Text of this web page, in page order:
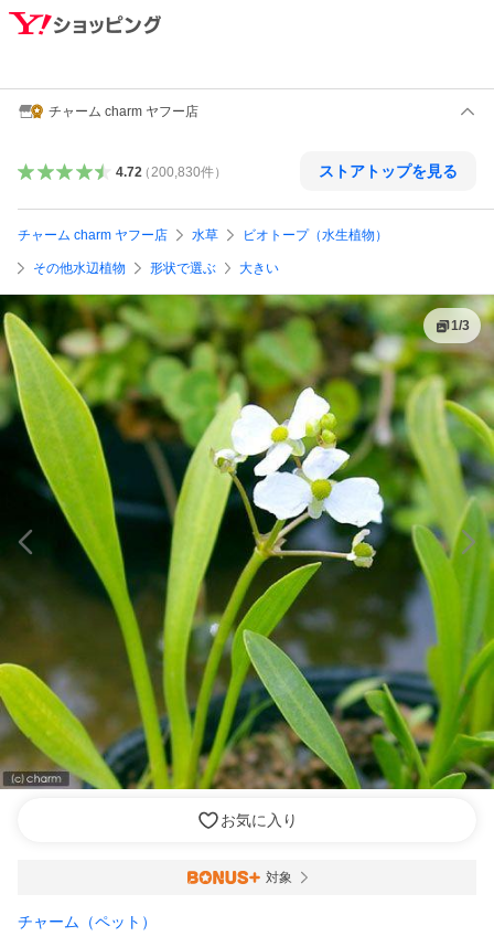
チャーム charm ヤフー店
4.72（ 200,830件） ストアトップを見る
チャーム charm ヤフー店 水草 ビオトープ（水生植物）
その他水辺植物 形状で選ぶ 大きい
1/3
お気に入り
対象
チャーム（ペット）